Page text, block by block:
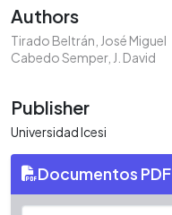
Authors
Tirado Beltrán, José Miguel
Cabedo Semper, J. David
Publisher
Universidad Icesi
Documentos PDF